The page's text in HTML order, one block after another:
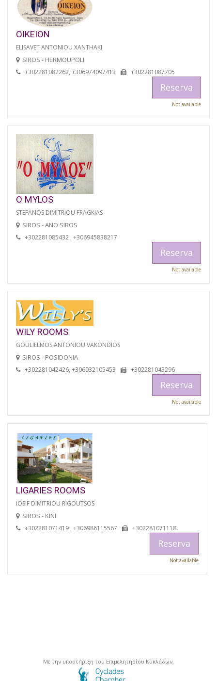
OIKEION
ELISAVET ANTONIOU XANTHAKI
SIROS - HERMOUPOLI
+302281082262, +306974097413 +302281087705
Reserva
Not available
O MYLOS
STEFANOS DIMITRIOU FRAGKIAS
SIROS - ANO SIROS
+302281085432 , +306945838217
Reserva
Not available
WILY ROOMS
GOULIELMOS ANTONIOU VAKONDIOS
SIROS - POSIDONIA
+302281042426, +306932105453 +302281043296
Reserva
Not available
LIGARIES ROOMS
IOSIF DIMITRIOU RIGOUTSOS
SIROS - KINI
+302281071419 , +306986115567 +302281071118
Reserva
Not available
Με την υποστήριξη του Επιμελητηρίου Κυκλάδων.